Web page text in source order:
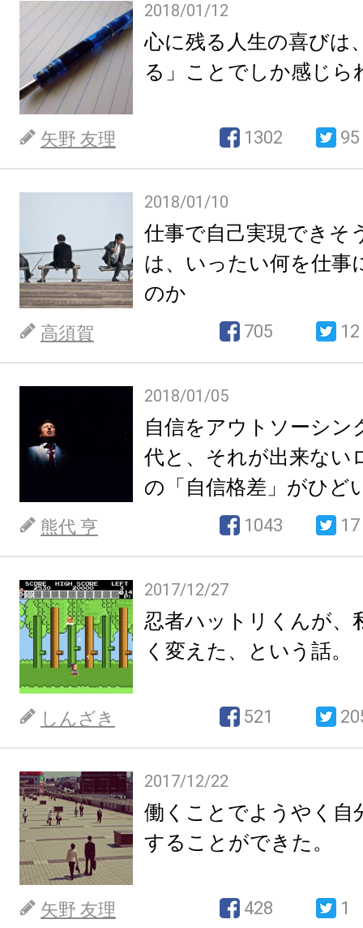
2018/01/12
心に残る人生の喜びは
る」ことでしか感じら
矢野 友理 1302 95
2018/01/10
仕事で自己実現できそ
は、いったい何を仕事
のか
高須賀 705 12
2018/01/05
自信をアウトソーシン
代と、それが出来ない
の「自信格差」がひど
熊代 亨 1043 17
2017/12/27
忍者ハットリくんが、
く変えた、という話。
しんざき 521
2017/12/22
働くことでようやく自
することができた。
矢野 友理 428 1